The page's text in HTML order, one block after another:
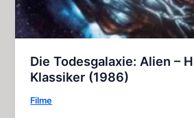
Die Todesgalaxie: Alien –
Klassiker (1986)
Filme